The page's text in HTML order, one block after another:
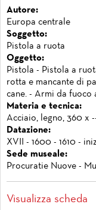
Autore:
Europa centrale
Soggetto:
Pistola a ruota
Oggetto:
Pistola - Pistola a
rotta e mancante di
cane. - Armi da fuoco
Materia e tecnica:
Acciaio, legno, 360 x
Datazione:
XVII - 1600 - 1610 -
Sede museale:
Procuratie Nuove -
Visualizza scheda